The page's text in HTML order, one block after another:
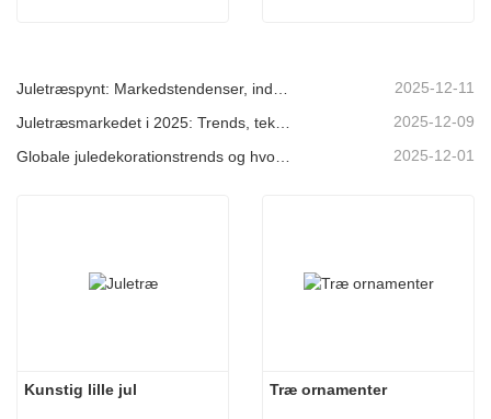
2025-12-11
2025-12-09
Globale juledekorationstrends og hvorfor Christmas Queen fortsat fører an på markedet 2025-12-01
Kunstig lille jul Træ ornamenter